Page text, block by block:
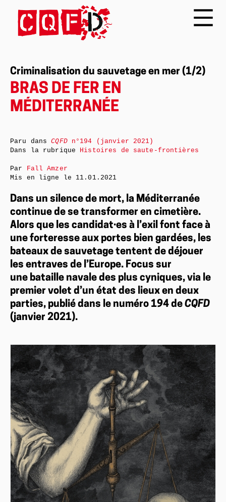
Criminalisation du sauvetage en mer (1/2)
BRAS DE FER EN
MÉDITERRANÉE
Dans un silence de mort, la Méditerranée
continue de se transformer en cimetière.
Alors que les candidat·es à l’exil font face à
une forteresse aux portes bien gardées, les
bateaux de sauvetage tentent de déjouer
les entraves de l’Europe. Focus sur
une bataille navale des plus cyniques, via le
premier volet d’un état des lieux en deux
parties, publié dans le numéro 194 de CQFD
(janvier 2021).
Paru dansCQFDn°194 (janvier 2021)
Dans la rubrique Histoires de saute-frontières
Par Fall Amzer
Mis en ligne le 11.01.2021